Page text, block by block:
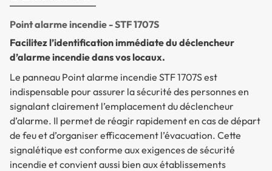
Point alarme incendie - STF 1707S
Facilitez l’identification immédiate du déclencheur
d’alarme incendie dans vos locaux.
Le panneau Point alarme incendie STF 1707S est
indispensable pour assurer la sécurité des personnes en
signalant clairement l’emplacement du déclencheur
d’alarme. Il permet de réagir rapidement en cas de départ
de feu et d’organiser efficacement l’évacuation. Cette
signalétique est conforme aux exigences de sécurité
incendie et convient aussi bien aux établissements